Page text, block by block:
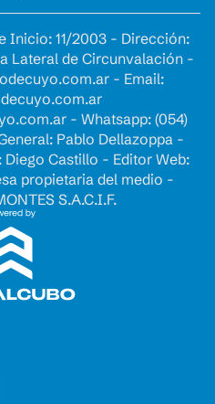
Inicio: 11/2003 - Dirección:
Lateral de Circunvalación -
- Email:
- Whatsapp: (054)
Pablo Dellazoppa -
Castillo - Editor Web:
propietaria del medio -
S.A.C.I.F.